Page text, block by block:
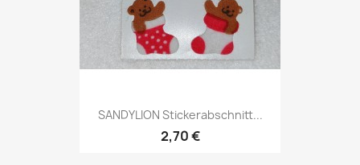
SANDYLION Stickerabschnitt...
2,70 €